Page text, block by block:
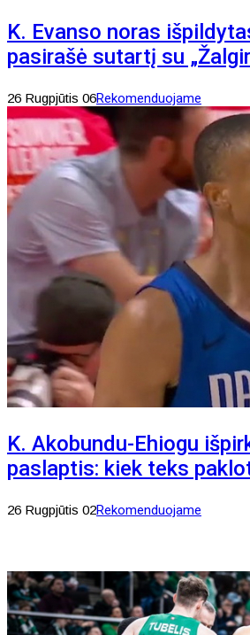
K. Evanso noras
pasirašė sutartį su
26 Rugpjūtis 06Rekomenduojame
K. Akobundu-Ehiogu
paslaptis: kiek teks
26 Rugpjūtis 02Rekomenduojame